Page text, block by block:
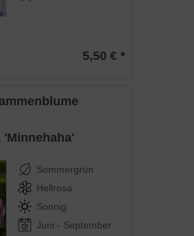
5,50 € *
'Minnehaha'
Sommergrün
Hellrosa
Sonnig
Juni - September